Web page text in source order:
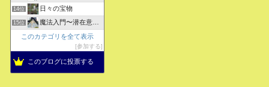
14位 日々の宝物
15位
魔法入門〜潜在意識〜真を見抜く秘法〜
このカテゴリを全て表示
参加する
このブログに投票する